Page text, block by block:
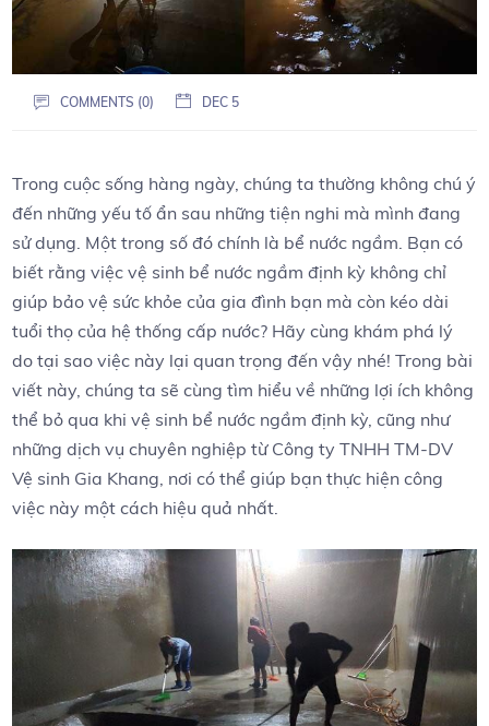
COMMENTS (0) DEC 5
Trong cuộc ⁣sống hàng ngày, chúng ta thường không‍ chú ý
đến những yếu tố ẩn sau ⁢những ⁢tiện nghi mà mình đang
sử dụng. Một trong số đó chính là bể‍ nước ⁣ngầm. Bạn có
⁢biết rằng việc⁤ vệ sinh ⁢bể nước ngầm định kỳ ‍không chỉ
⁢giúp bảo vệ​ sức khỏe‌ của gia đình‌ bạn mà ⁣còn kéo‍ dài
tuổi thọ của⁣ hệ thống cấp nước? Hãy cùng‍ khám⁤ phá lý
do tại sao ⁤việc này ⁣lại quan trọng đến ⁤vậy nhé!‌ Trong bài
viết này, chúng ta sẽ cùng tìm hiểu về những⁣ lợi‌ ích không
​thể‍ bỏ​ qua khi vệ ​sinh bể nước ​ngầm ⁢định kỳ,⁤ cũng ‌như
⁣những ‍dịch vụ chuyên⁣ nghiệp từ Công ty TNHH​ TM-DV
Vệ ⁣sinh⁣ Gia​ Khang, nơi có ⁢thể giúp bạn ⁣thực hiện‌ công
việc này⁣ một cách ⁤hiệu ⁣quả nhất.